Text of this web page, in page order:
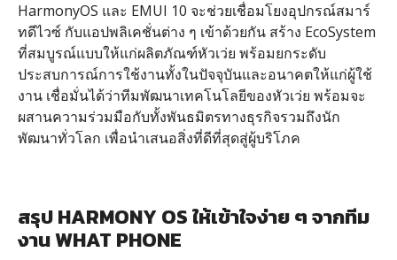
HarmonyOS และ EMUI 10 จะช่วยเชื่อมโยงอุปกรณ์สมาร์
ทดีไวซ์ กับแอปพลิเคชั่นต่าง ๆ เข้าด้วยกัน สร้าง EcoSystem
ที่สมบูรณ์แบบให้แก่ผลิตภัณฑ์หัวเว่ย พร้อมยกระดับ
ประสบการณ์การใช้งานทั้งในปัจจุบันและอนาคตให้แก่ผู้ใช้
งาน เชื่อมั่นได้ว่าทีมพัฒนาเทคโนโลยีของหัวเว่ย พร้อมจะ
ผสานความร่วมมือกับทั้งพันธมิตรทางธุรกิจรวมถึงนัก
พัฒนาทั่วโลก เพื่อนําเสนอสิ่งที่ดีที่สุดสู่ผู้บริโภค
สรุป HARMONY OS ให้เข้าใจง่าย ๆ จากทีม
งาน WHAT PHONE